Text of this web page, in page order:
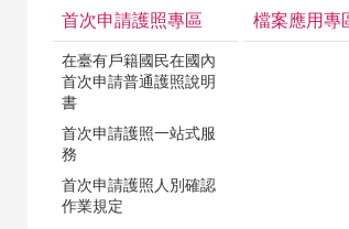
首次申請護照專區
在臺有戶籍國民在國內
首次申請普通護照說明
書
首次申請護照一站式服
務
首次申請護照人別確認
作業規定
檔案應用專